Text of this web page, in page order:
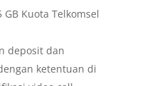
Kuota Telkomsel
deposit dan
ketentuan di